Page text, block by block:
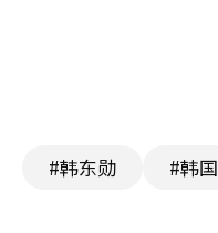
#韩东勋 #韩国